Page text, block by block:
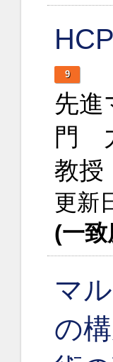
9
先進
門
教
更新
(一
マ
の